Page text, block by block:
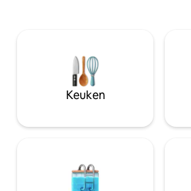
bezienswaardigheden, restaurants
cafés. Ons huis in de stijl van loft , het
komt tot de ziel van degenen die
ruimte en vrijheid waarderen.
Keuken